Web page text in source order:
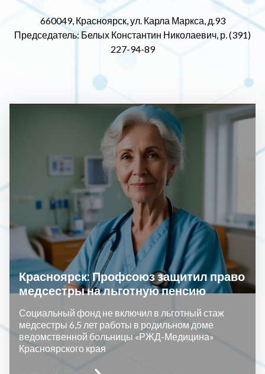
660049, Красноярск, ул. Карла Маркса, д.93
Председатель: Белых Константин Николаевич, р. (391)
227-94-89
Красноярск: Профсоюз защитил право
медсестры на льготную пенсию
Социальный фонд не включил в льготный стаж
медсестры 6,5 лет работы в родильном доме
ведомственной больницы «РЖД-Медицина»
Красноярского края